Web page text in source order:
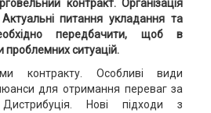
контракт. Організація
питання укладання та
передбачити, щоб в
ситуацій.
контракту. Особливі види
для отримання переваг за
Дистрибуція. Нові підходи з